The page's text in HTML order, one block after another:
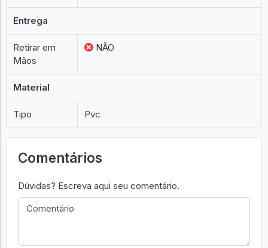
Entrega
Retirar em
Mãos
NÃO
Material
Tipo Pvc
Comentários
Dúvidas? Escreva aqui seu comentário.